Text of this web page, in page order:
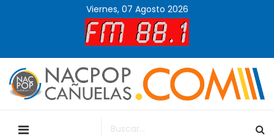
Viernes, 07 Agosto 2026